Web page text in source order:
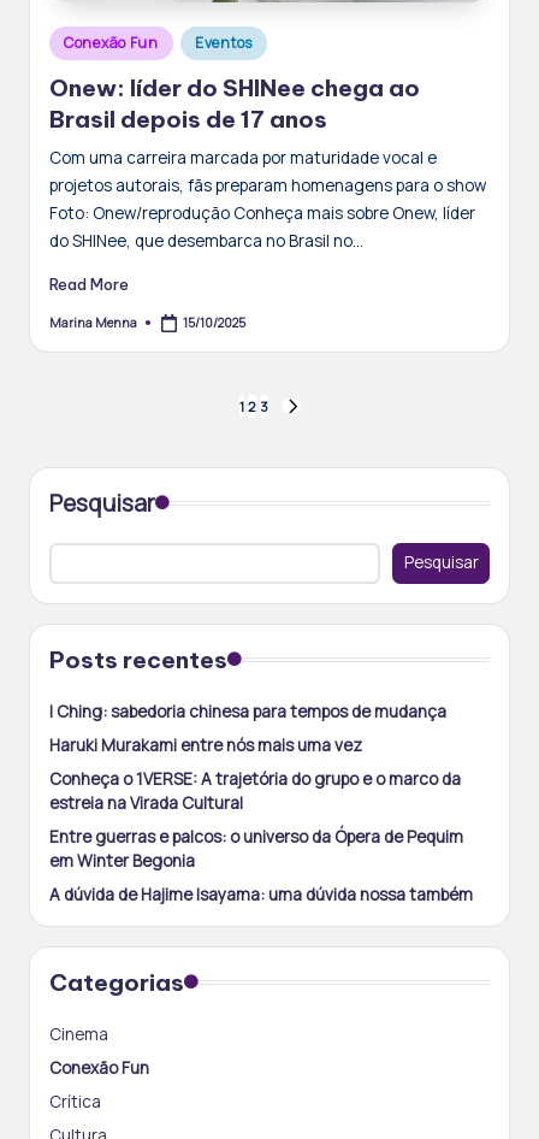
Posted
in
Conexão Fun Eventos
Onew: líder do SHINee chega ao
Brasil depois de 17 anos
Com uma carreira marcada por maturidade vocal e
projetos autorais, fãs preparam homenagens para o show
Foto: Onew/reprodução Conheça mais sobre Onew, líder
do SHINee, que desembarca no Brasil no…
Read More
Posted
Marina Menna 15/10/2025
de
posts
1 2 3
Pesquisar
Pesquisar
Posts recentes
I Ching: sabedoria chinesa para tempos de mudança
Haruki Murakami entre nós mais uma vez
Conheça o 1VERSE: A trajetória do grupo e o marco da
estreia na Virada Cultural
Entre guerras e palcos: o universo da Ópera de Pequim
em Winter Begonia
A dúvida de Hajime Isayama: uma dúvida nossa também
Categorias
Cinema
Conexão Fun
Crítica